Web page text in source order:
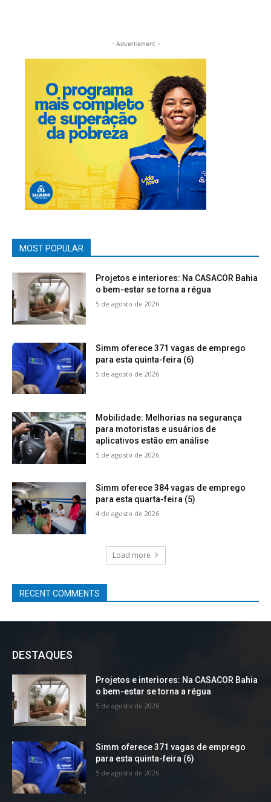
- Advertisment -
MOST POPULAR
Projetos e interiores: Na CASACOR Bahia
o bem-estar se torna a régua
5 de agosto de 2026
Simm oferece 371 vagas de emprego
para esta quinta-feira (6)
5 de agosto de 2026
Mobilidade: Melhorias na segurança
para motoristas e usuários de
aplicativos estão em análise
5 de agosto de 2026
Simm oferece 384 vagas de emprego
para esta quarta-feira (5)
4 de agosto de 2026
Load more
RECENT COMMENTS
DESTAQUES
Projetos e interiores: Na CASACOR Bahia
o bem-estar se torna a régua
5 de agosto de 2026
Simm oferece 371 vagas de emprego
para esta quinta-feira (6)
5 de agosto de 2026